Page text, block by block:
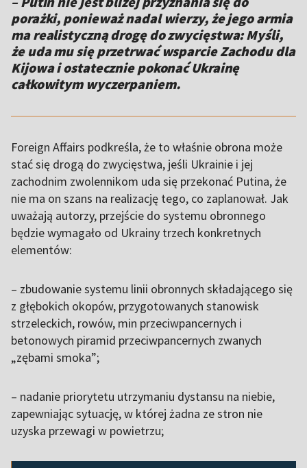
porażki, ponieważ nadal wierzy, że jego armia
ma realistyczną drogę do zwycięstwa: Myśli,
że uda mu się przetrwać wsparcie Zachodu dla
Kijowa i ostatecznie pokonać Ukrainę
całkowitym wyczerpaniem.
Foreign Affairs podkreśla, że to właśnie obrona może
stać się drogą do zwycięstwa, jeśli Ukrainie i jej
zachodnim zwolennikom uda się przekonać Putina, że
nie ma on szans na realizację tego, co zaplanował. Jak
uważają autorzy, przejście do systemu obronnego
będzie wymagało od Ukrainy trzech konkretnych
elementów:
– zbudowanie systemu linii obronnych składającego się
z głębokich okopów, przygotowanych stanowisk
strzeleckich, rowów, min przeciwpancernych i
betonowych piramid przeciwpancernych zwanych
„zębami smoka”;
– nadanie priorytetu utrzymaniu dystansu na niebie,
zapewniając sytuację, w której żadna ze stron nie
uzyska przewagi w powietrzu;